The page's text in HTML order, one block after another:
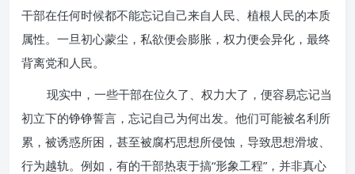
干部在任何时候都不能忘记自己来自人民、植根人民的本质
属性。一旦初心蒙尘，私欲便会膨胀，权力便会异化，最终
背离党和人民。
现实中，一些干部在位久了、权力大了，便容易忘记当
初立下的铮铮誓言，忘记自己为何出发。他们可能被名利所
累，被诱惑所困，甚至被腐朽思想所侵蚀，导致思想滑坡、
行为越轨。例如，有的干部热衷于搞“形象工程”，并非真心